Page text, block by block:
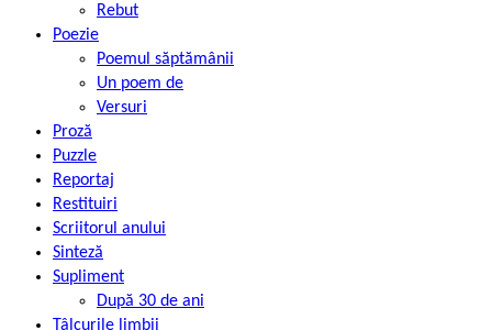
Rebut
Poezie
Poemul săptămânii
Un poem de
Versuri
Proză
Puzzle
Reportaj
Restituiri
Scriitorul anului
Sinteză
Supliment
După 30 de ani
Tâlcurile limbii